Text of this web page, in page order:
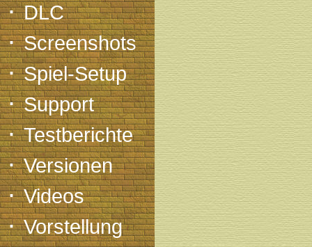
·DLC
·Screenshots
·Spiel-Setup
·Support
·Testberichte
·Versionen
·Videos
·Vorstellung